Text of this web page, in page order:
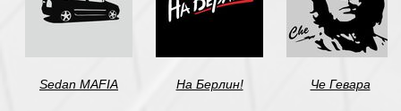
Sedan MAFIA На Берлин! Че Гевара